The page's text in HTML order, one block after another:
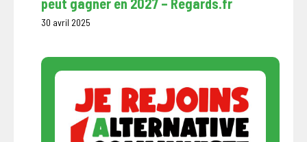
30 avril 2025